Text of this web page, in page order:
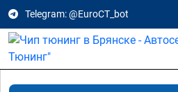
Telegram: @EuroCT_bot